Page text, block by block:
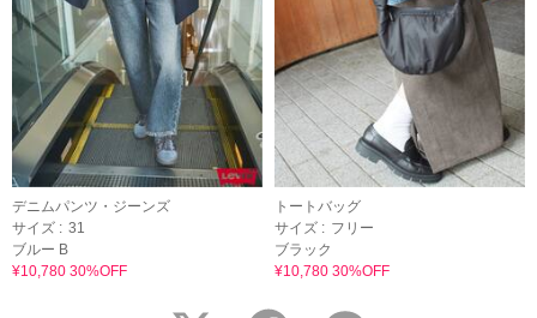
デニムパンツ・ジーンズ
サイズ : 31
ブルー B
¥10,780 30%OFF
トートバッグ
サイズ : フリー
ブラック
¥10,780 30%OFF